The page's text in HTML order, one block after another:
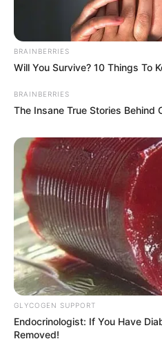
BRAINBERRIES
Will You Survive? 10 Things To
BRAINBERRIES
The Insane True Stories Behind
GLYCOGEN SUPPORT
Endocrinologist: If You Have
Removed!